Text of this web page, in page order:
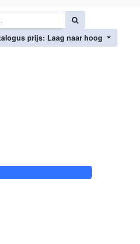
prijs: Laag naar hoog